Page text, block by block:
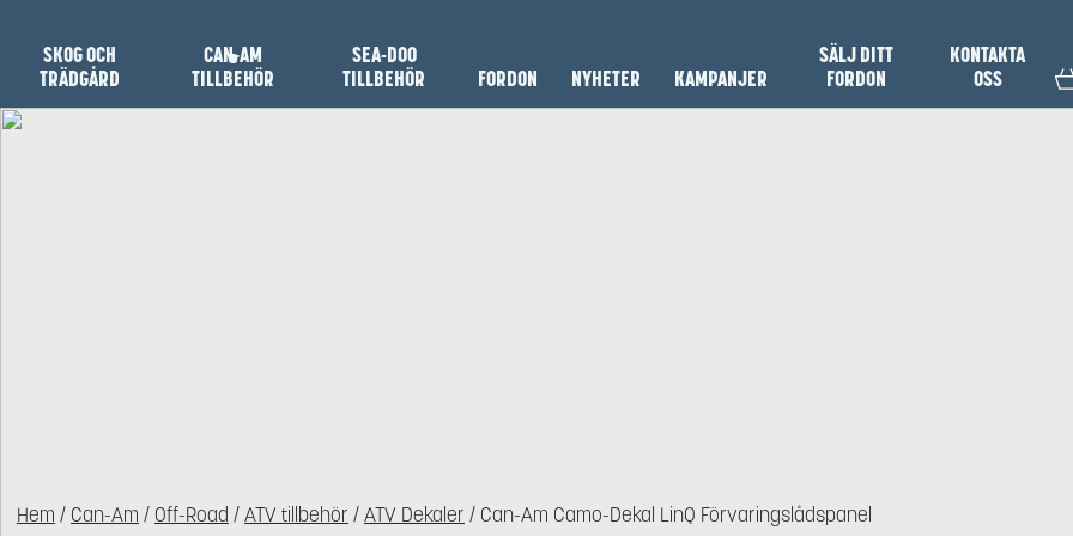
SKOG OCH
TRÄDGÅRD
CAN-AM
TILLBEHÖR
SEA-DOO
TILLBEHÖR
FORDON NYHETER KAMPANJER
SÄLJ DITT
FORDON
KONTAKTA
OSS
Hem / Can-Am / Off-Road /ATV tillbehör /ATV Dekaler / Can-Am Camo-Dekal LinQ Förvaringslådspanel